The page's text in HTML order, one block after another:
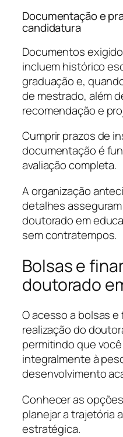
Documentação e
candidatura
Documentos
incluem histórico
graduação e,
de mestrado, além
recomendação e
Cumprir prazos de
documentação é
avaliação completa.
A organização
detalhes
doutorado em
sem contratempos.
Bolsas e
doutorado
O acesso a bolsas
realização do
permitindo que
integralmente à
desenvolvimento
Conhecer as
planejar a trajetória
estratégica.